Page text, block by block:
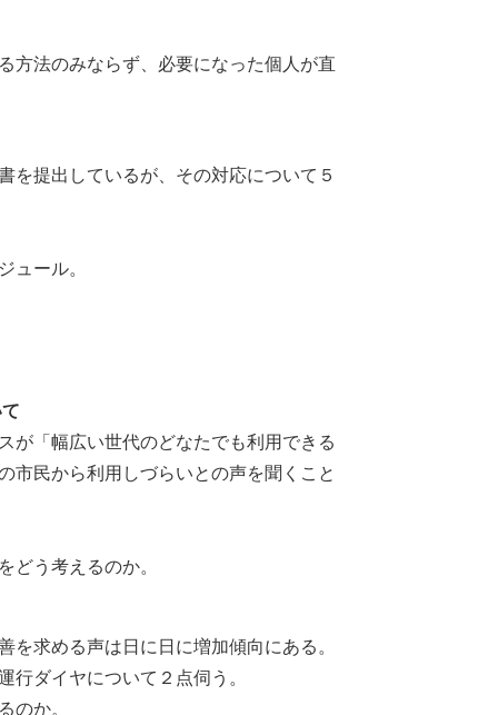
方法のみならず、必要になった個人が直
を提出しているが、その対応について５
ュール。
が「幅広い世代のどなたでも利用できる
市民から利用しづらいとの声を聞くこと
どう考えるのか。
求める声は日に日に増加傾向にある。
行ダイヤについて２点伺う。
のか。